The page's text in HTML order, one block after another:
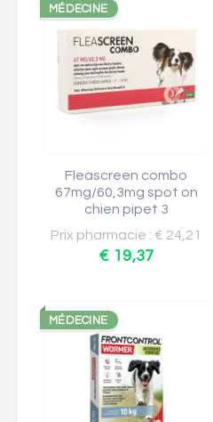
MÉDECINE
Fleascreen combo
67mg/60,3mg spot on
chien pipet 3
Prix pharmacie : € 24,21
€ 19,37
MÉDECINE